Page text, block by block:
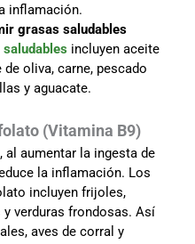
inflamación.
grasas saludables
incluyen aceite
oliva, carne, pescado
y aguacate.
(Vitamina B9)
al aumentar la ingesta de
la inflamación. Los
incluyen frijoles,
y verduras frondosas. Así
aves de corral y